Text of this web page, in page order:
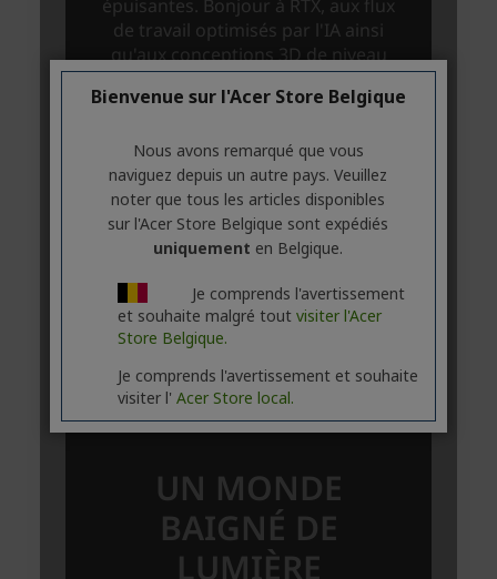
Bienvenue sur l'Acer Store Belgique
Nous avons remarqué que vous
naviguez depuis un autre pays. Veuillez
noter que tous les articles disponibles
sur l'Acer Store Belgique sont expédiés
uniquement en Belgique.
Je comprends l'avertissement
et souhaite malgré tout visiter l'Acer
Store Belgique.
Je comprends l'avertissement et souhaite
visiter l' Acer Store local.